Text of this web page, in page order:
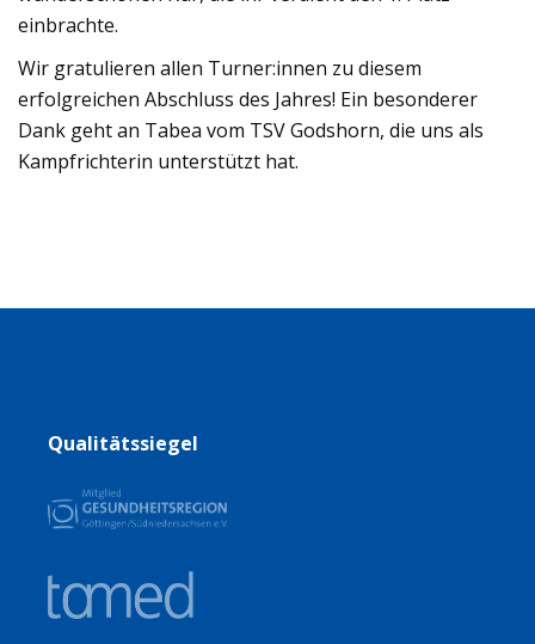
einbrachte.
Wir gratulieren allen Turner:innen zu diesem
erfolgreichen Abschluss des Jahres! Ein besonderer
Dank geht an Tabea vom TSV Godshorn, die uns als
Kampfrichterin unterstützt hat.
Qualitätssiegel